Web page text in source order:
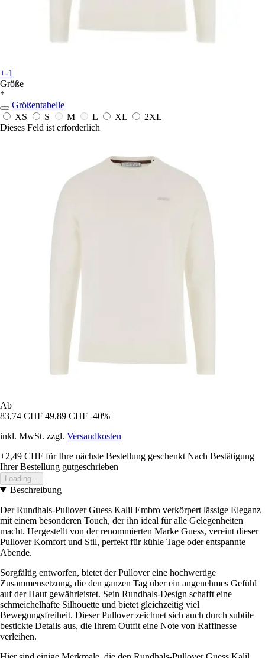
+-1
Größe
*
Größentabelle
XS
S M L XL
2XL
Dieses Feld ist erforderlich
Ab
83,74 CHF 49,89 CHF -40%
inkl. MwSt. zzgl. Versandkosten
+2,49 CHF für Ihre nächste Bestellung geschenkt Nach Bestätigung
Ihrer Bestellung gutgeschrieben
Loading...
Beschreibung
Der Rundhals-Pullover Guess Kalil Embro verkörpert lässige Eleganz
mit einem besonderen Touch, der ihn ideal für alle Gelegenheiten
macht. Hergestellt von der renommierten Marke Guess, vereint dieser
Pullover Komfort und Stil, perfekt für kühle Tage oder entspannte
Abende.
Sorgfältig entworfen, bietet der Pullover eine hochwertige
Zusammensetzung, die den ganzen Tag über ein angenehmes Gefühl
auf der Haut gewährleistet. Sein Rundhals-Design schafft eine
schmeichelhafte Silhouette und bietet gleichzeitig viel
Bewegungsfreiheit. Dieser Pullover zeichnet sich auch durch subtile
bestickte Details aus, die Ihrem Outfit eine Note von Raffinesse
verleihen.